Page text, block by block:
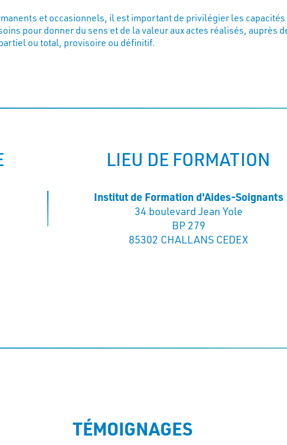
et occasionnels, il est important de privilégier les capacités
pour donner du sens et de la valeur aux actes réalisés, auprès
ou total, provisoire ou définitif.
LIEU DE FORMATION
Institut de Formation d'Aides-Soignants
34 boulevard Jean Yole
BP 279
85302 CHALLANS CEDEX
TÉMOIGNAGES